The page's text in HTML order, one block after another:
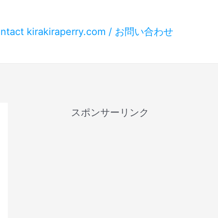
kirakiraperry.com / お問い合わせ
スポンサーリンク